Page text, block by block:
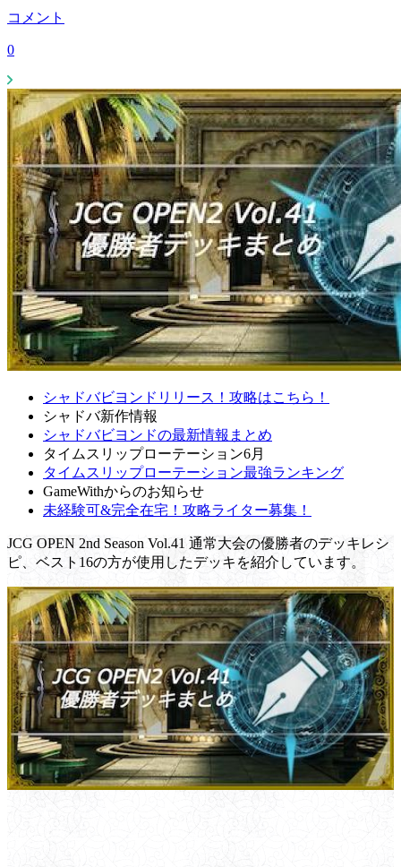
コメント
0
シャドバビヨンドリリース！攻略はこちら！
シャドバ新作情報
シャドバビヨンドの最新情報まとめ
タイムスリップローテーション6月
タイムスリップローテーション最強ランキング
GameWithからのお知らせ
未経験可&完全在宅！攻略ライター募集！
JCG OPEN 2nd Season Vol.41 通常大会の優勝者のデッキレシ
ピ、ベスト16の方が使用したデッキを紹介しています。